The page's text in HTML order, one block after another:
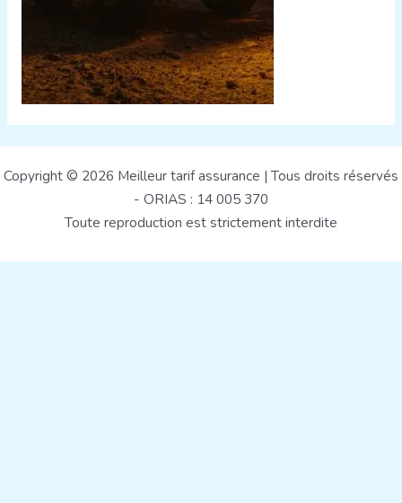
Copyright © 2026 Meilleur tarif assurance | Tous droits réservés
- ORIAS : 14 005 370
Toute reproduction est strictement interdite